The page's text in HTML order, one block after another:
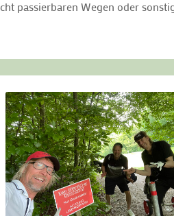
passierbaren Wegen oder